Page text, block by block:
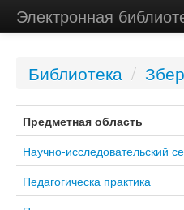
Электронная
Библиотека /
Предметная область
Научно-исследовательский
Педагогическа практика